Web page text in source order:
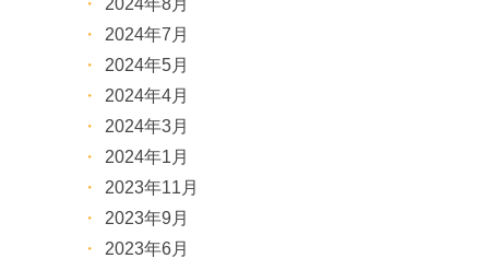
2024年7月
2024年5月
2024年4月
2024年3月
2024年1月
2023年11月
2023年9月
2023年6月